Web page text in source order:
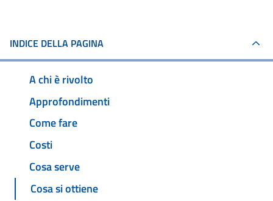
INDICE DELLA PAGINA
A chi è rivolto
Approfondimenti
Come fare
Costi
Cosa serve
Cosa si ottiene